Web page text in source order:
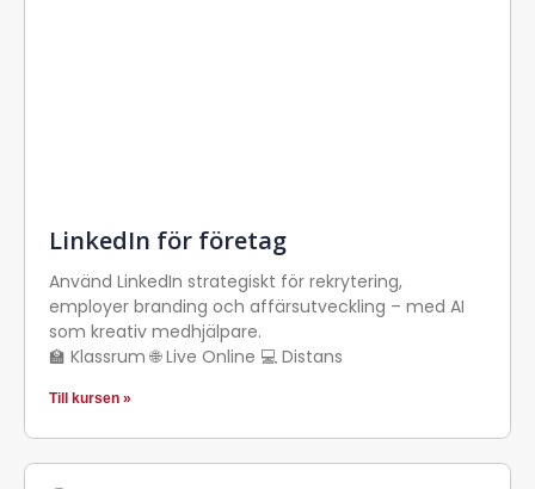
LinkedIn för företag
Använd LinkedIn strategiskt för rekrytering,
employer branding och affärsutveckling – med AI
som kreativ medhjälpare.
🏫 Klassrum 🌐 Live Online 💻 Distans
Till kursen »